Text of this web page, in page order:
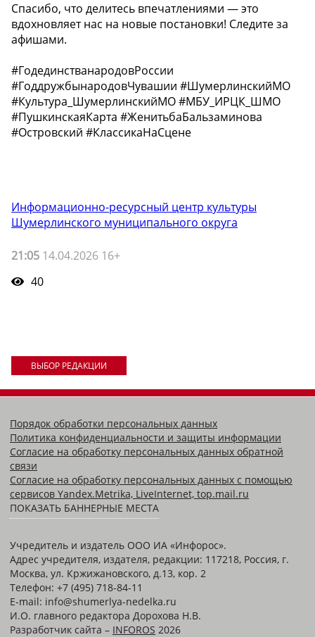
Спасибо, что делитесь впечатлениями — это
вдохновляет нас на новые постановки! Следите за
афишами.
#ГодединстванародовРоссии
#ГоддружбынародовЧувашии #ШумерлинскийМО
#Культура_ШумерлинскийМО #МБУ_ИРЦК_ШМО
#ПушкинскаяКарта #ЖенитьбаБальзаминова
#Островский #КлассикаНаСцене
Информационно-ресурсный центр культуры
Шумерлинского муниципального округа
21:05 14.04.2026 16+
40
ВЫБОР РЕДАКЦИИ
Порядок обработки персональных данных
Политика конфиденциальности и защиты информации
Согласие на обработку персональных данных обратной
связи
Согласие на обработку персональных данных с помощью
сервисов Yandex.Metrika, LiveInternet, top.mail.ru
ПОКАЗАТЬ БАННЕРНЫЕ МЕСТА
Учредитель и издатель ООО ИА «Инфорос».
Адрес учредителя, издателя, редакции: 117218, Россия, г.
Москва, ул. Кржижановского, д.13, кор. 2
Телефон: +7 (495) 718-84-11
E-mail: info@shumerlya-nedelka.ru
И.О. главного редактора Дорохова Н.В.
Разработчик сайта – INFOROS 2026